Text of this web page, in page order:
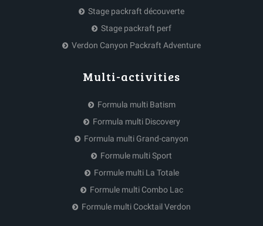
Stage packraft découverte
Stage packraft perf
Verdon Canyon Packraft Adventure
Multi-activities
Formula multi Batism
Formula multi Discovery
Formula multi Grand-canyon
Formule multi Sport
Formule multi La Totale
Formule multi Combo Lac
Formule multi Cocktail Verdon